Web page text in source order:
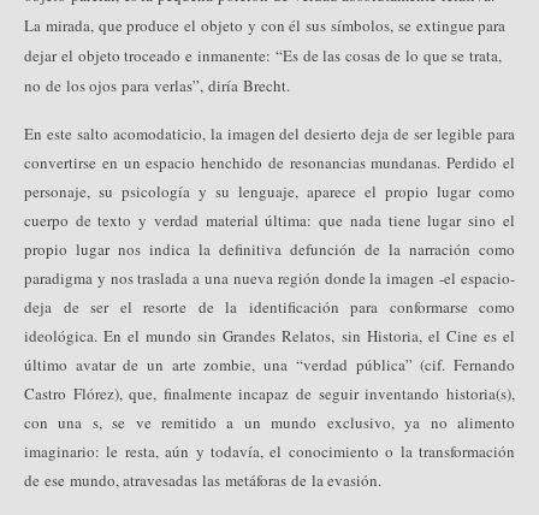
La mirada, que produce el objeto y con él sus símbolos, se extingue para
dejar el objeto troceado e inmanente: “Es de las cosas de lo que se trata,
no de los ojos para verlas”, diría Brecht.
En este salto acomodaticio, la imagen del desierto deja de ser legible para
convertirse en un espacio henchido de resonancias mundanas. Perdido el
personaje, su psicología y su lenguaje, aparece el propio lugar como
cuerpo de texto y verdad material última: que nada tiene lugar sino el
propio lugar nos indica la definitiva defunción de la narración como
paradigma y nos traslada a una nueva región donde la imagen -el espacio-
deja de ser el resorte de la identificación para conformarse como
ideológica. En el mundo sin Grandes Relatos, sin Historia, el Cine es el
último avatar de un arte zombie, una “verdad pública” (cif. Fernando
Castro Flórez), que, finalmente incapaz de seguir inventando historia(s),
con una s, se ve remitido a un mundo exclusivo, ya no alimento
imaginario: le resta, aún y todavía, el conocimiento o la transformación
de ese mundo, atravesadas las metáforas de la evasión.